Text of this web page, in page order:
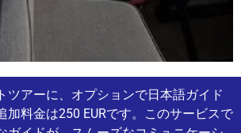
ツアーに、オプションで日本語ガイド
加料金は250 EURです。このサービスで